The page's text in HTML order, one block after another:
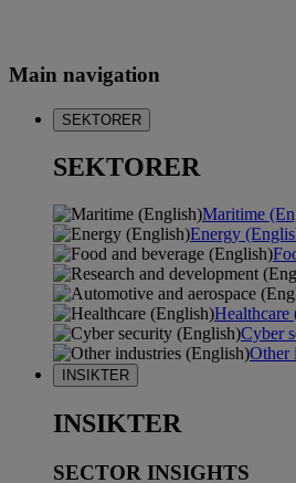
Main navigation
SEKTORER
SEKTORER
Maritime
Energy
Healthcare
Cyber
Other
INSIKTER
INSIKTER
SECTOR INSIGHTS